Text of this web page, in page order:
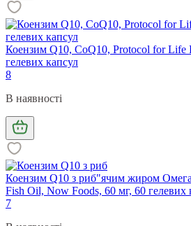
Коензим Q10, CoQ10, Protocol for Life
гелевих капсул
8
В наявності
Коензим Q10 з риб"ячим жиром
Fish Oil, Now Foods, 60 мг, 60 гелевих
7